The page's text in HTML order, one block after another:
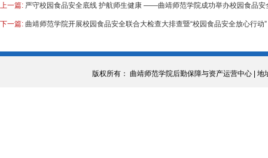
上一篇: 严守校园食品安全底线 护航师生健康 ——曲靖师范学院成功举办校园食品安
下一篇: 曲靖师范学院开展校园食品安全联合大检查大排查暨“校园食品安全放心行动
版权所有： 曲靖师范学院后勤保障与资产运营中心 |